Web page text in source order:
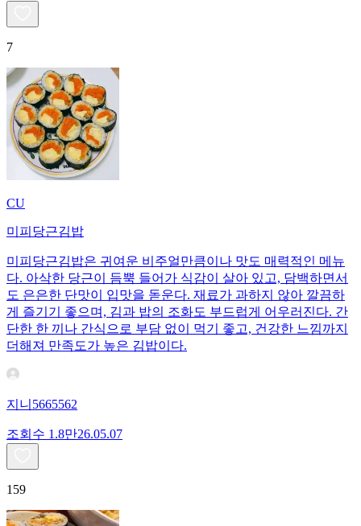
7
CU
미피당근김밥
미피당근김밥은 귀여운 비주얼만큼이나 맛도 매력적인 메뉴
다. 아삭한 당근이 듬뿍 들어가 식감이 살아 있고, 담백하면서
도 은은한 단맛이 입맛을 돋운다. 재료가 과하지 않아 깔끔하
게 즐기기 좋으며, 김과 밥의 조화도 부드럽게 어우러진다. 간
단한 한 끼나 간식으로 부담 없이 먹기 좋고, 건강한 느낌까지
더해져 만족도가 높은 김밥이다.
지니5665562
조회수 1.8만26.05.07
159